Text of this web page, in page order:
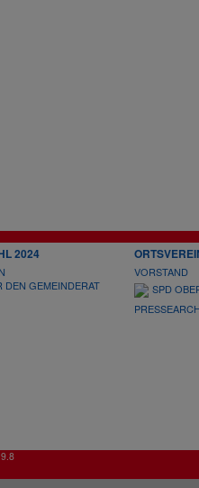
2024
DEN GEMEINDERAT
VORSTAND
SPD